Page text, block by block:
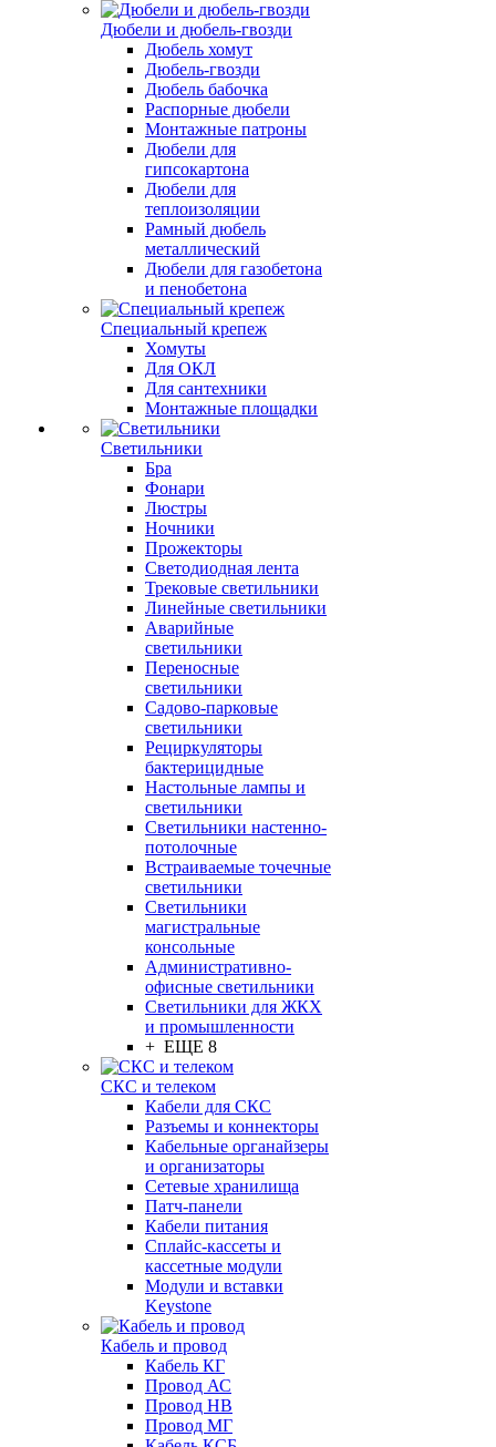
Дюбели и дюбель-гвозди
Дюбель хомут
Дюбель-гвозди
Дюбель бабочка
Распорные дюбели
Монтажные патроны
Дюбели для
гипсокартона
Дюбели для
теплоизоляции
Рамный дюбель
металлический
Дюбели для газобетона
и пенобетона
Специальный крепеж
Хомуты
Для ОКЛ
Для сантехники
Монтажные площадки
Светильники
Бра
Фонари
Люстры
Ночники
Прожекторы
Светодиодная лента
Трековые светильники
Линейные светильники
Аварийные
светильники
Переносные
светильники
Садово-парковые
светильники
Рециркуляторы
бактерицидные
Настольные лампы и
светильники
Светильники настенно-
потолочные
Встраиваемые точечные
светильники
Светильники
магистральные
консольные
Административно-
офисные светильники
Светильники для ЖКХ
и промышленности
+ ЕЩЕ 8
СКС и телеком
Кабели для СКС
Разъемы и коннекторы
Кабельные органайзеры
и организаторы
Сетевые хранилища
Патч-панели
Кабели питания
Сплайс-кассеты и
кассетные модули
Модули и вставки
Keystone
Кабель и провод
Кабель КГ
Провод АС
Провод НВ
Провод МГ